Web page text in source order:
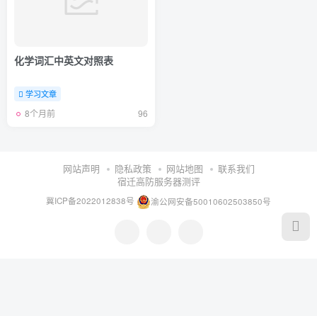
化学词汇中英文对照表
学习文章
8个月前 96
网站声明 隐私政策 网站地图
联系我们
宿迁高防服务器测评
冀ICP备2022012838号 渝公网安备50010602503850号